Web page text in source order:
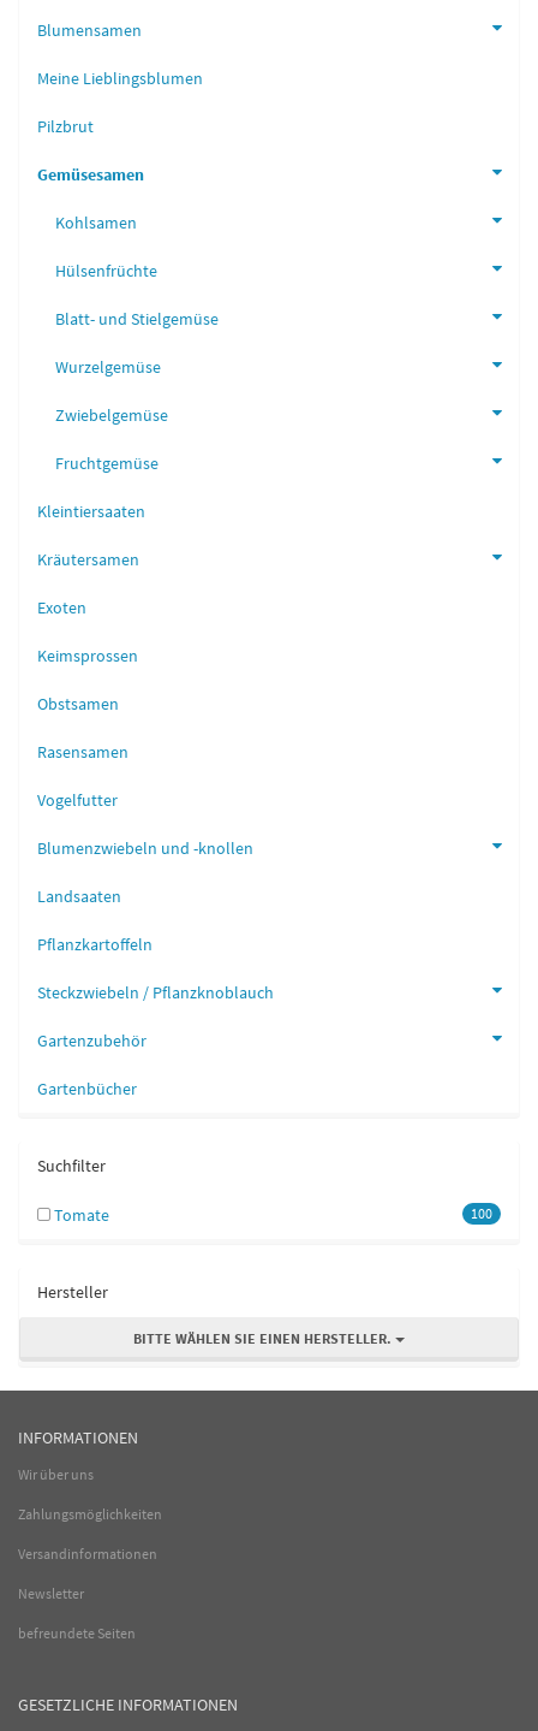
Blumensamen
Meine Lieblingsblumen
Pilzbrut
Gemüsesamen
Kohlsamen
Hülsenfrüchte
Blatt- und Stielgemüse
Wurzelgemüse
Zwiebelgemüse
Fruchtgemüse
Kleintiersaaten
Kräutersamen
Exoten
Keimsprossen
Obstsamen
Rasensamen
Vogelfutter
Blumenzwiebeln und -knollen
Landsaaten
Pflanzkartoffeln
Steckzwiebeln / Pflanzknoblauch
Gartenzubehör
Gartenbücher
Suchfilter
100
Tomate
Hersteller
BITTE WÄHLEN SIE EINEN HERSTELLER.
INFORMATIONEN
Wir über uns
Zahlungsmöglichkeiten
Versandinformationen
Newsletter
befreundete Seiten
GESETZLICHE INFORMATIONEN